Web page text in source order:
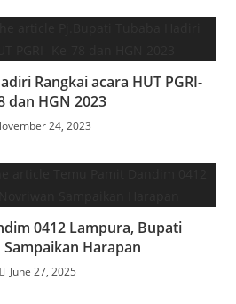
Rangkai acara HUT PGRI-
dan HGN 2023
24, 2023
0412 Lampura, Bupati
Harapan
June 27, 2025